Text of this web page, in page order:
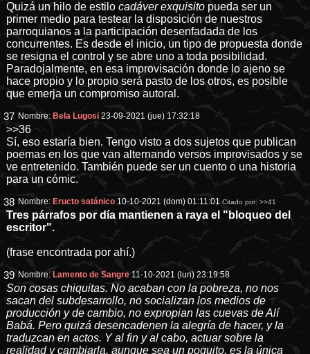
Quizá un hilo de estilo cadáver exquisito pueda ser un
primer medio para testear la disposición de nuestros
parroquianos a la participación desenfadada de los
concurrentes. Es desde el inicio, un tipo de propuesta donde
se resigna el control y se abre uno a toda posibilidad.
Paradojalmente, en esa improvisación donde lo ajeno se
hace propio y lo propio será pasto de los otros, es posible
que emerja un compromiso autoral.
37 Nombre: Bela Lugosi 23-09-2021 (jue) 17:32:18
>>36
Sí, eso estaría bien. Tengo visto a dos sujetos que publican
poemas en los que van alternando versos improvisados y se
ve entretenido. También puede ser un cuento o una historia
para un cómic.
38 Nombre: Eructo satánico 10-10-2021 (dom) 01:11:01 Citado por:>>41
Tres párrafos por día mantienen a raya el "bloqueo del
escritor".
(frase encontrada por ahí.)
39 Nombre: Lamento de Sangre 11-10-2021 (lun) 23:19:58
Son cosas chiquitas. No acaban con la pobreza, no nos
sacan del subdesarrollo, no socializan los medios de
producción y de cambio, no expropian las cuevas de Alí
Babá. Pero quizá desencadenen la alegría de hacer, y la
traduzcan en actos. Y al fin y al cabo, actuar sobre la
realidad y cambiarla, aunque sea un poquito, es la única